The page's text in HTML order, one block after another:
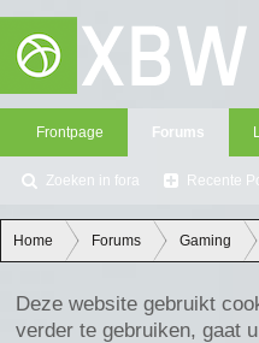
Frontpage Forums
Zoeken in fora Recente
Home Forums Gaming
Deze website gebruikt
verder te gebruiken, gaat